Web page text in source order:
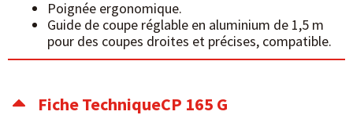
Poignée ergonomique.
Guide de coupe réglable en aluminium de 1,5 m
pour des coupes droites et précises, compatible.
Fiche TechniqueCP 165 G